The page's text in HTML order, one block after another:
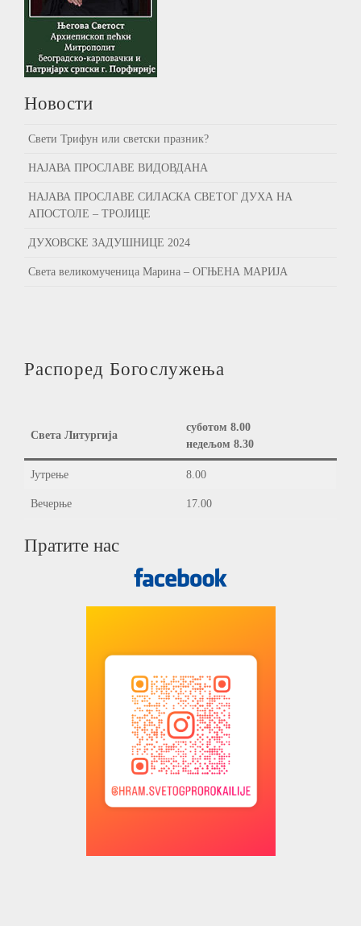
Новости
Свети Трифун или светски празник?
НАЈАВА ПРОСЛАВЕ ВИДОВДАНА
НАЈАВА ПРОСЛАВЕ СИЛАСКА СВЕТОГ ДУХА НА
АПОСТОЛЕ – ТРОЈИЦЕ
ДУХОВСКЕ ЗАДУШНИЦЕ 2024
Света великомученица Марина – ОГЊЕНА МАРИЈА
Распоред Богослужења
Света Литургија
суботом 8.00
недељом 8.30
Јутрење 8.00
Вечерње 17.00
Пратите нас